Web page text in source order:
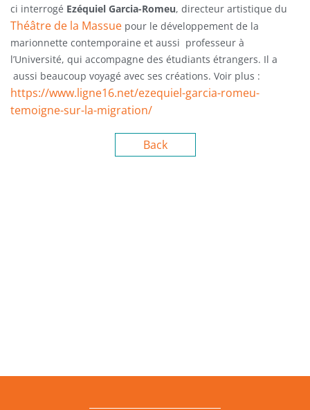
ci interrogé Ezéquiel Garcia-Romeu, directeur artistique du
Théâtre de la Massue pour le développement de la
marionnette contemporaine et aussi professeur à
l’Université, qui accompagne des étudiants étrangers. Il a
aussi beaucoup voyagé avec ses créations. Voir plus :
https://www.ligne16.net/ezequiel-garcia-romeu-
temoigne-sur-la-migration/
Back